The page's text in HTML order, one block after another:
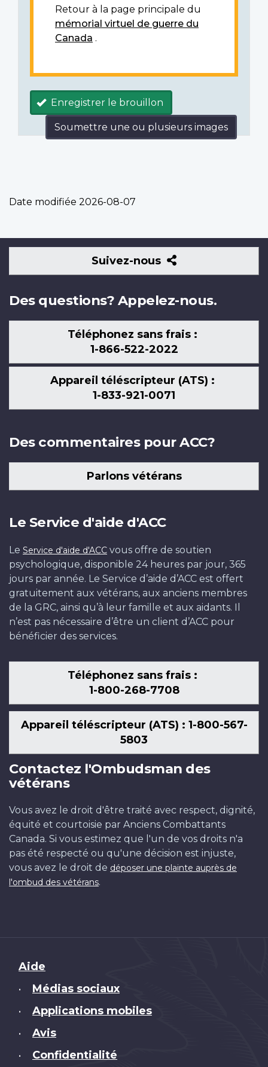
Retour à la page principale du
mémorial virtuel de guerre du
Canada .
Enregistrer le brouillon
Soumettre une ou plusieurs images
Date modifiée 2026-08-07
Suivez-nous
Suivez-
nous
Des questions? Appelez-nous.
Téléphonez sans frais :
1-866-522-2022
Appareil téléscripteur (ATS) :
1-833-921-0071
Des commentaires pour ACC?
Parlons vétérans
Le Service d'aide d'ACC
Le Service d'aide d'ACC vous offre de soutien
psychologique, disponible 24 heures par jour, 365
jours par année. Le Service d’aide d’ACC est offert
gratuitement aux vétérans, aux anciens membres
de la GRC, ainsi qu’à leur famille et aux aidants. Il
n’est pas nécessaire d’être un client d’ACC pour
bénéficier des services.
Téléphonez sans frais :
1-800-268-7708
Appareil téléscripteur (ATS) : 1-800-567-
5803
Contactez l'Ombudsman des
vétérans
Vous avez le droit d'être traité avec respect, dignité,
équité et courtoisie par Anciens Combattants
Canada. Si vous estimez que l'un de vos droits n'a
pas été respecté ou qu'une décision est injuste,
vous avez le droit de déposer une plainte auprès de
l'ombud des vétérans.
Brand
Aide
• Médias sociaux
• Applications mobiles
• Avis
• Confidentialité